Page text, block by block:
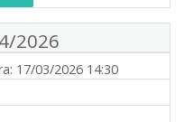
2026
17/03/2026 14:30